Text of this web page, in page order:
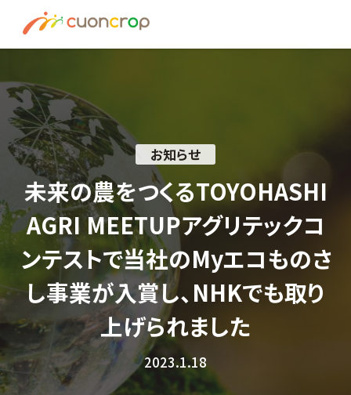
Recruit
資料請求はこちら
お問い合わせ
お知らせ
未来の農をつくるTOYOHASHI
AGRI MEETUPアグリテックコ
ンテストで当社のMyエコものさ
し事業が入賞し、NHKでも取り
上げられました
2023.1.18